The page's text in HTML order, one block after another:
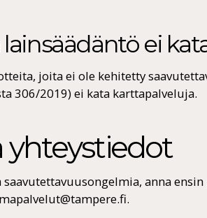
ei
joita ei ole kehitetty
306/2019) ei kata karttapalveluja.
yhteystiedot
saavutettavuusongelmia, anna